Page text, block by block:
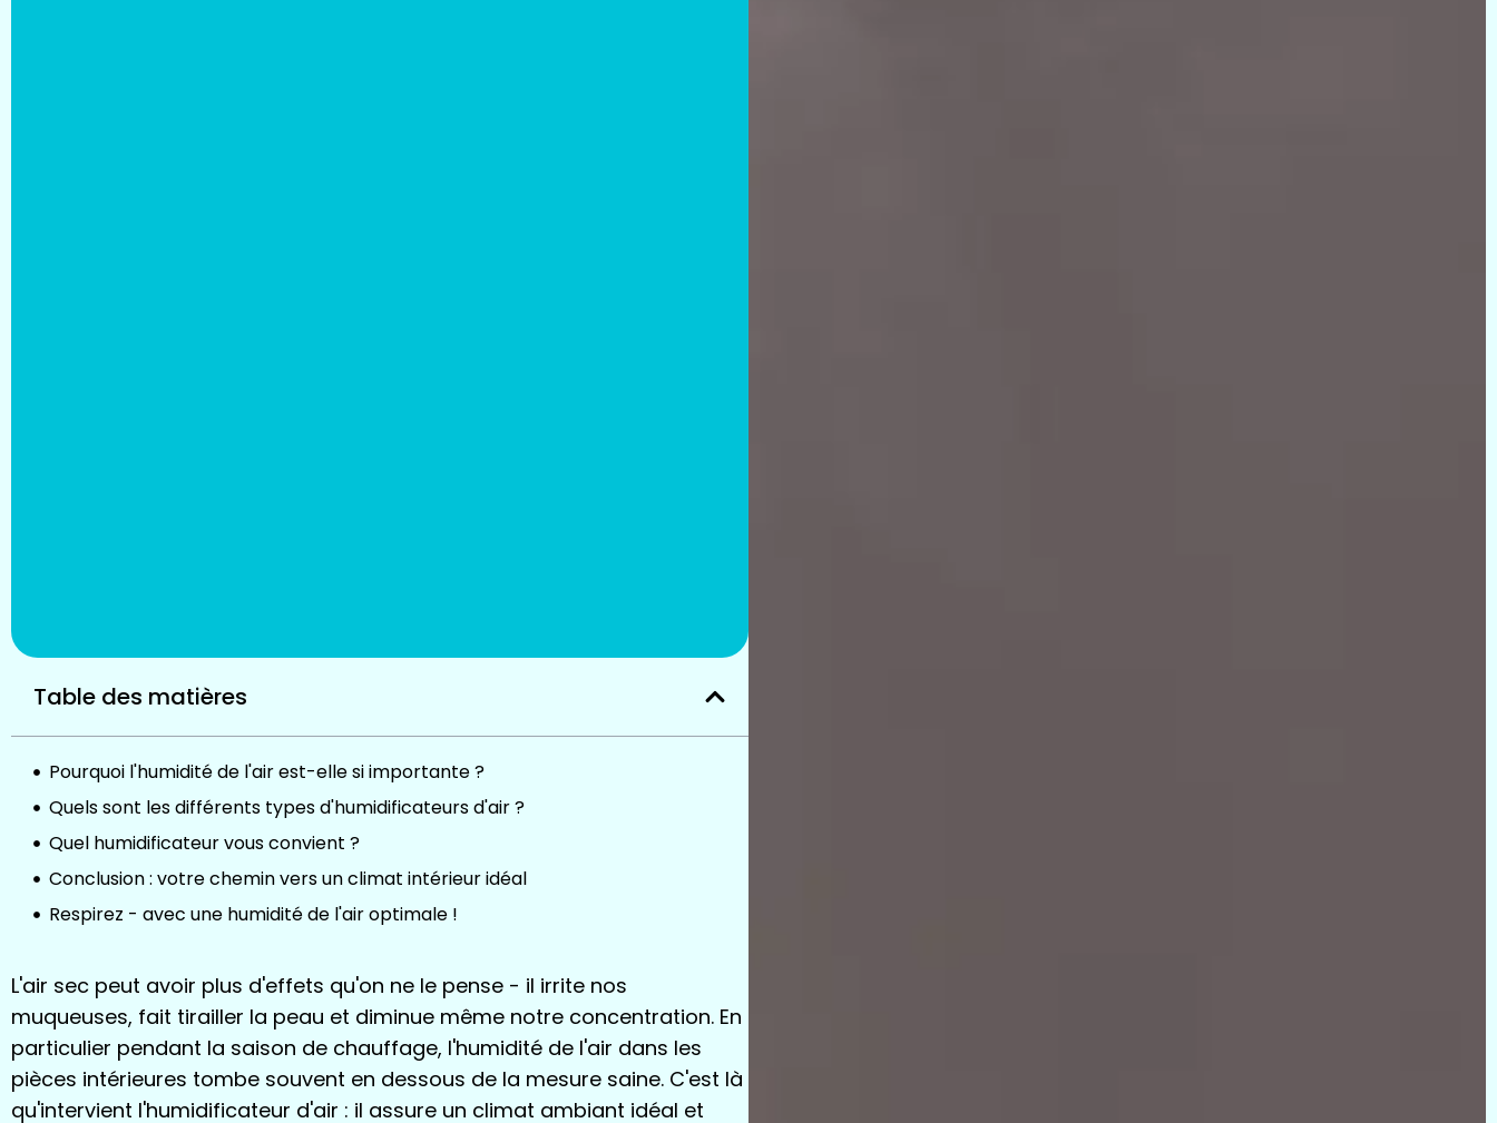
Table des matières
Pourquoi l'humidité de l'air est-elle si importante ?
Quels sont les différents types d'humidificateurs d'air ?
Quel humidificateur vous convient ?
Conclusion : votre chemin vers un climat intérieur idéal
Respirez - avec une humidité de l'air optimale !
L'air sec peut avoir plus d'effets qu'on ne le pense - il irrite nos
muqueuses, fait tirailler la peau et diminue même notre concentration. En
particulier pendant la saison de chauffage, l'humidité de l'air dans les
pièces intérieures tombe souvent en dessous de la mesure saine. C'est là
qu'intervient l'humidificateur d'air : il assure un climat ambiant idéal et